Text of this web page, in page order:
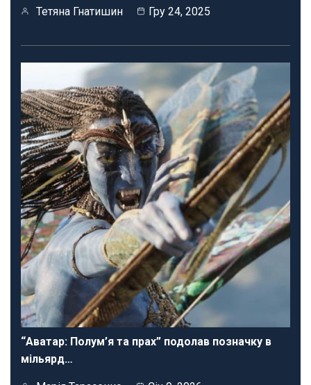
Тетяна Гнатишин Гру 24, 2025
“Аватар: Полум’я та прах” подолав позначку в
мільярд…